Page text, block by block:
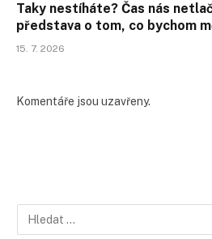
Taky nestíháte? Čas nás
představa o tom, co bychom
15. 7. 2026
Komentáře jsou uzavřeny.